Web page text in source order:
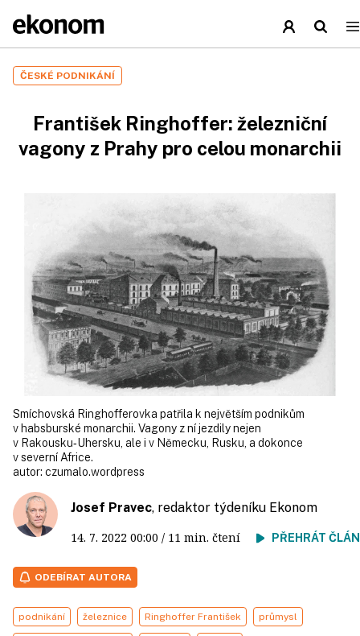
ČESKÉ PODNIKÁNÍ
František Ringhoffer: železniční
vagony z Prahy pro celou monarchii
Smíchovská Ringhofferovka patřila k největším podnikům
v habsburské monarchii. Vagony z ní jezdily nejen
v Rakousku‑Uhersku, ale i v Německu, Rusku, a dokonce
v severní Africe.
autor: czumalo.wordpress
Josef Pravec, redaktor týdeníku Ekonom
14. 7. 2022 00:00 / 11 min. čtení PŘEHRÁT
ODEBÍRAT AUTORA
podnikání železnice Ringhoffer František průmysl